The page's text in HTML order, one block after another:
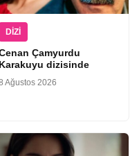
DIZI
Çamyurdu
Karakuyu dizisinde
Ağustos 2026